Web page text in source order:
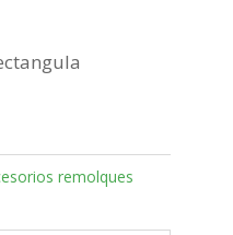
remolques